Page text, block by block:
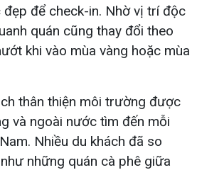
đẹp để check-in. Nhờ vị trí độc
quán cũng thay đổi theo
khi vào mùa vàng hoặc mùa
thân thiện môi trường được
và ngoài nước tìm đến mỗi
Nhiều du khách đã so
những quán cà phê giữa